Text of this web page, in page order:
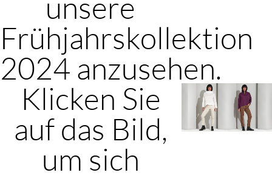
Frühjahrskollektion
2024 anzusehen.
Klicken Sie
auf das Bild,
um sich